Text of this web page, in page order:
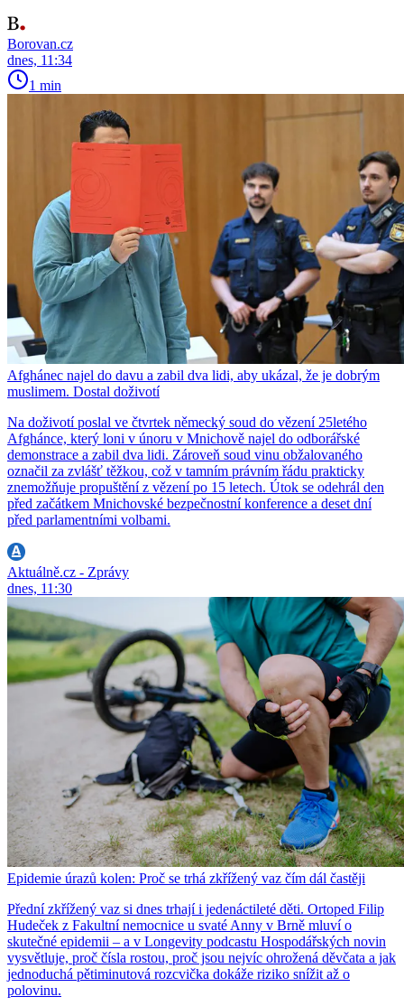
Borovan.cz
dnes, 11:34
1 min
Afghánec najel do davu a zabil dva lidi, aby ukázal, že je dobrým
muslimem. Dostal doživotí
Na doživotí poslal ve čtvrtek německý soud do vězení 25letého
Afghánce, který loni v únoru v Mnichově najel do odborářské
demonstrace a zabil dva lidi. Zároveň soud vinu obžalovaného
označil za zvlášť těžkou, což v tamním právním řádu prakticky
znemožňuje propuštění z vězení po 15 letech. Útok se odehrál den
před začátkem Mnichovské bezpečnostní konference a deset dní
před parlamentními volbami.
Aktuálně.cz - Zprávy
dnes, 11:30
Epidemie úrazů kolen: Proč se trhá zkřížený vaz čím dál častěji
Přední zkřížený vaz si dnes trhají i jedenáctileté děti. Ortoped Filip
Hudeček z Fakultní nemocnice u svaté Anny v Brně mluví o
skutečné epidemii – a v Longevity podcastu Hospodářských novin
vysvětluje, proč čísla rostou, proč jsou nejvíc ohrožená děvčata a jak
jednoduchá pětiminutová rozcvička dokáže riziko snížit až o
polovinu.